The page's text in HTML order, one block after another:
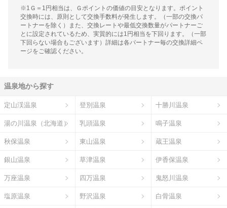
※1Ｇ＝1円相当は、Ｇポイントの価値の目安となります。ポイント
交換時には、原則として交換手数料が発生します。（一部の交換パ
ートナーを除く）また、交換レートや最低交換数量がパートナーご
とに設定されているため、実質的には1円相当を下回ります。（一部
下回らない場合もございます）詳細は各パートナー毎の交換詳細ペ
ージをご確認ください。
温泉地から探す
定山渓温泉 登別温泉 十勝川温泉
湯の川温泉（北海道） 乳頭温泉 鳴子温泉
秋保温泉 東山温泉 蔵王温泉
銀山温泉 草津温泉 伊香保温泉
万座温泉 四万温泉 鬼怒川温泉
塩原温泉 野沢温泉 白骨温泉